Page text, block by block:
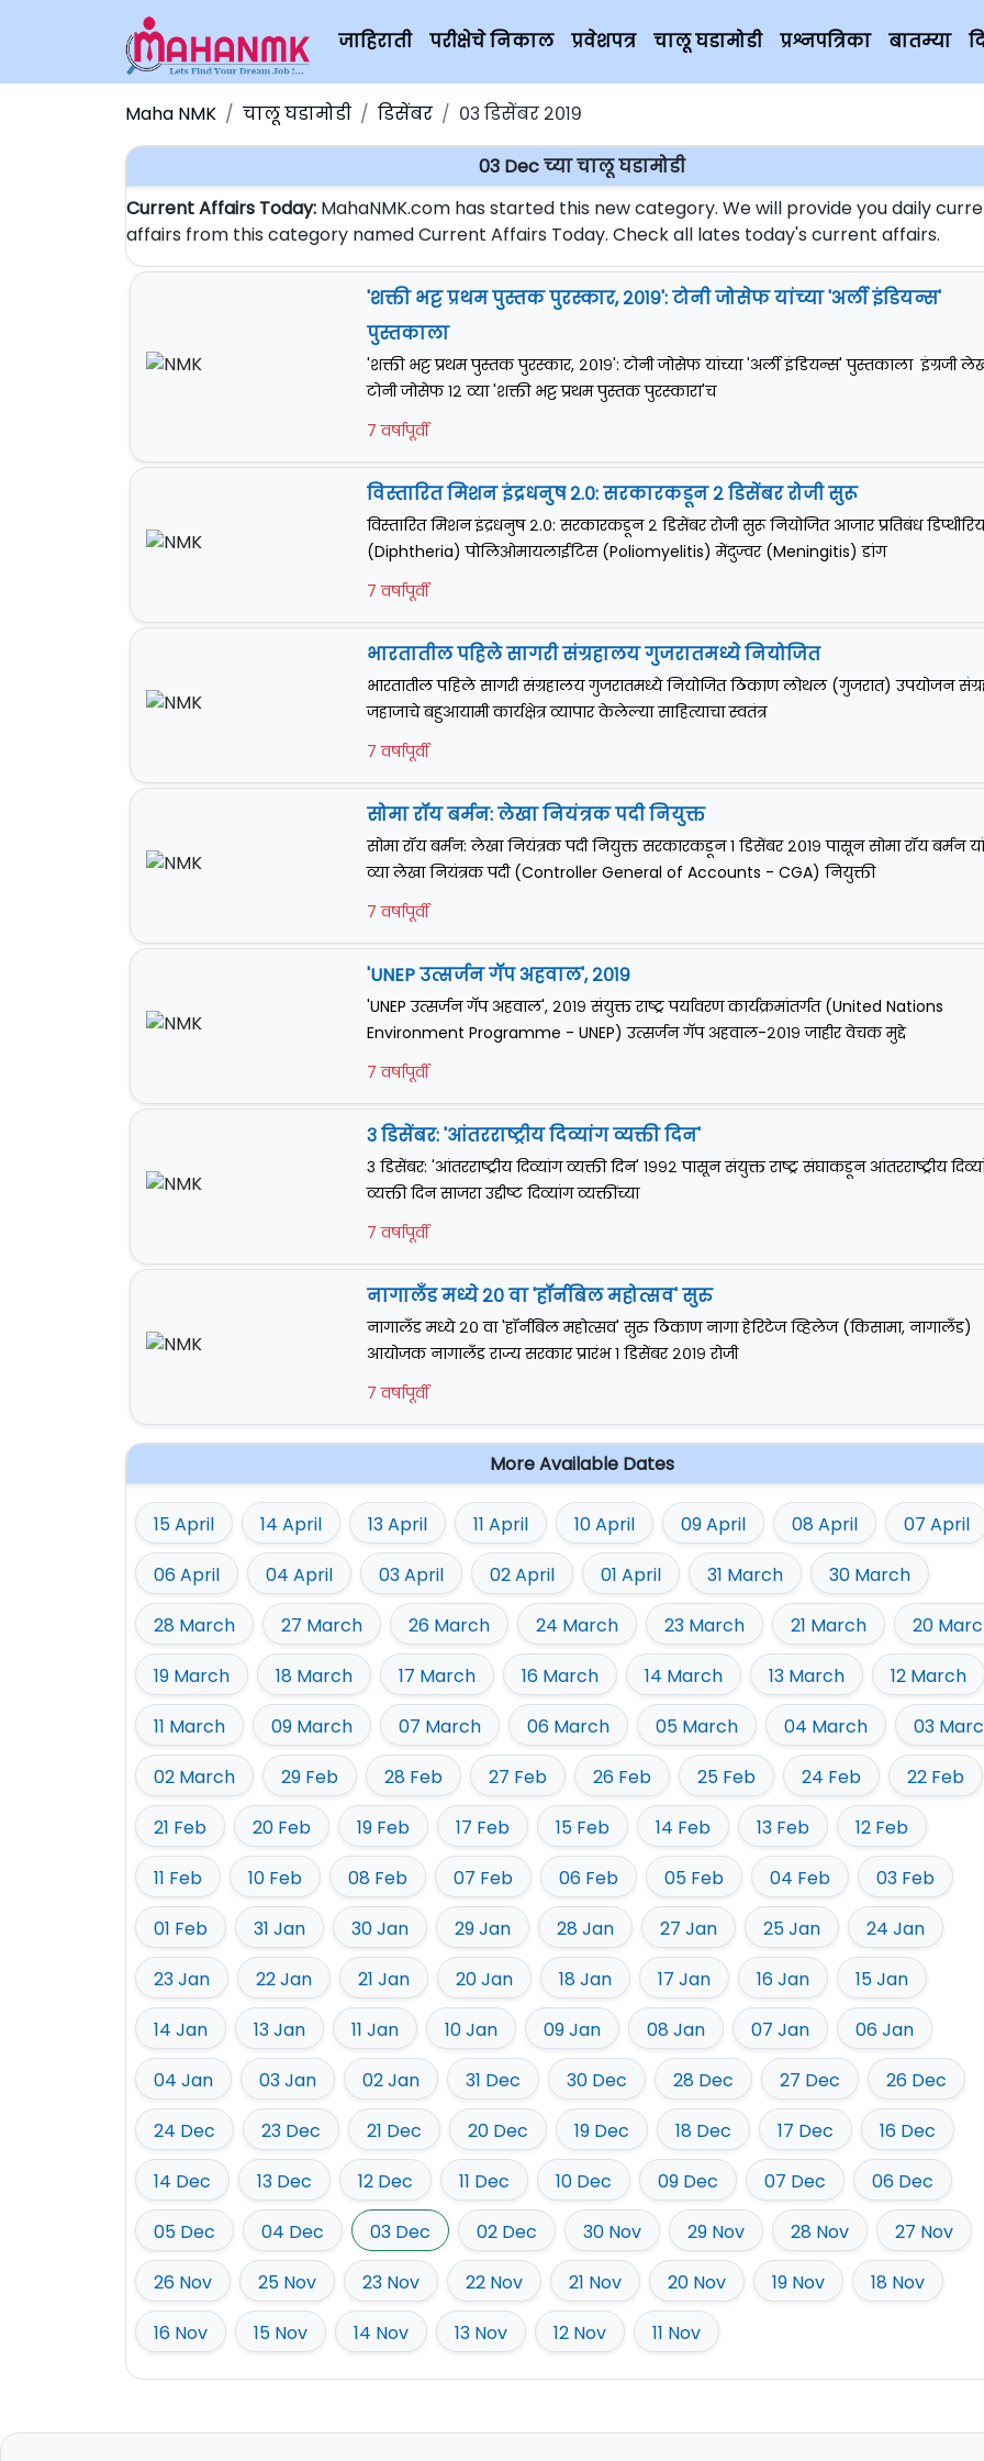
जाहिराती परीक्षेचे निकाल प्रवेशपत्र चालू घडामोडी प्रश्नपत्रिका बातम्या
Maha NMK चालू घडामोडी डिसेंबर ०३ डिसेंबर २०१९
03 Dec च्या चालू घडामोडी
Current Affairs Today: MahaNMK.com has started this new category. We will provide you daily
affairs from this category named Current Affairs Today. Check all lates today's current affairs.
'शक्ती भट्ट प्रथम पुस्तक पुरस्कार, २०१९': टोनी जोसेफ यांच्या 'अर्ली इंडियन्स'
पुस्तकाला
'शक्ती भट्ट प्रथम पुस्तक पुरस्कार, २०१९': टोनी जोसेफ यांच्या 'अर्ली इंडियन्स' पुस्तकाला इंग्रजी
टोनी जोसेफ १२ व्या 'शक्ती भट्ट प्रथम पुस्तक पुरस्कारा'च
7 वर्षापूर्वी
विस्तारित मिशन इंद्रधनुष २.०: सरकारकडून २ डिसेंबर रोजी सुरू
विस्तारित मिशन इंद्रधनुष २.०: सरकारकडून २ डिसेंबर रोजी सुरू नियोजित आजार प्रतिबंध
(Diphtheria) पोलिओमायलाईटिस (Poliomyelitis) मेंदुज्वर (Meningitis) डांग
7 वर्षापूर्वी
भारतातील पहिले सागरी संग्रहालय गुजरातमध्ये नियोजित
भारतातील पहिले सागरी संग्रहालय गुजरातमध्ये नियोजित ठिकाण लोथल (गुजरात) उपयोजन
जहाजाचे बहुआयामी कार्यक्षेत्र व्यापार केलेल्या साहित्याचा स्वतंत्र
7 वर्षापूर्वी
सोमा रॉय बर्मन: लेखा नियंत्रक पदी नियुक्त
सोमा रॉय बर्मन: लेखा नियंत्रक पदी नियुक्त सरकारकडून १ डिसेंबर २०१९ पासून सोमा रॉय बर्मन
व्या लेखा नियंत्रक पदी (Controller General of Accounts - CGA) नियुक्ती
7 वर्षापूर्वी
'UNEP उत्सर्जन गॅप अहवाल', २०१९
'UNEP उत्सर्जन गॅप अहवाल', २०१९ संयुक्त राष्ट्र पर्यावरण कार्यक्रमांतर्गत (United Nations
Environment Programme - UNEP) उत्सर्जन गॅप अहवाल-२०१९ जाहीर वेचक मुद्दे
7 वर्षापूर्वी
३ डिसेंबर: 'आंतरराष्ट्रीय दिव्यांग व्यक्ती दिन'
३ डिसेंबर: 'आंतरराष्ट्रीय दिव्यांग व्यक्ती दिन' १९९२ पासून संयुक्त राष्ट्र संघाकडून आंतरराष्ट्रीय
व्यक्ती दिन साजरा उद्दीष्ट दिव्यांग व्यक्तींच्या
7 वर्षापूर्वी
नागालँड मध्ये २० वा 'हॉर्नबिल महोत्सव' सुरु
नागालँड मध्ये २० वा 'हॉर्नबिल महोत्सव' सुरु ठिकाण नागा हेरिटेज व्हिलेज (किसामा, नागालँड)
आयोजक नागालँड राज्य सरकार प्रारंभ १ डिसेंबर २०१९ रोजी
7 वर्षापूर्वी
More Available Dates
15 April 14 April 13 April 11 April 10 April 09 April 08 April
07 April
06 April
04 April 03 April 02 April 01 April 31 March
30 March
28 March
27 March 26 March 24 March 23 March 21 March
20
19 March
18 March 17 March 16 March 14 March 13 March
12 March
11 March
09 March 07 March 06 March 05 March 04 March
03
02 March
29 Feb 28 Feb 27 Feb 26 Feb 25 Feb 24 Feb
22 Feb
21 Feb
20 Feb 19 Feb 17 Feb 15 Feb 14 Feb 13 Feb
12 Feb
11 Feb
10 Feb 08 Feb 07 Feb 06 Feb 05 Feb 04 Feb
03 Feb
01 Feb
31 Jan 30 Jan 29 Jan 28 Jan 27 Jan 25 Jan
24 Jan
23 Jan
22 Jan 21 Jan 20 Jan 18 Jan 17 Jan 16 Jan
15 Jan
14 Jan
13 Jan 11 Jan 10 Jan 09 Jan 08 Jan 07 Jan
06 Jan
04 Jan
03 Jan 02 Jan 31 Dec 30 Dec 28 Dec 27 Dec
26 Dec
24 Dec
23 Dec 21 Dec 20 Dec 19 Dec 18 Dec 17 Dec
16 Dec
14 Dec
13 Dec 12 Dec 11 Dec 10 Dec 09 Dec 07 Dec
06 Dec
05 Dec
04 Dec 03 Dec 02 Dec 30 Nov 29 Nov 28 Nov
27 Nov
26 Nov
25 Nov 23 Nov 22 Nov 21 Nov 20 Nov 19 Nov
18 Nov
16 Nov
15 Nov 14 Nov 13 Nov 12 Nov 11 Nov